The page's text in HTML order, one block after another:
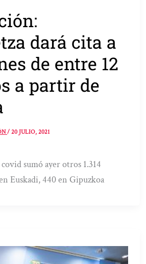
dará cita a
de entre 12
a partir de
/20 JULIO, 2021
sumó ayer otros 1.314
Euskadi, 440 en Gipuzkoa